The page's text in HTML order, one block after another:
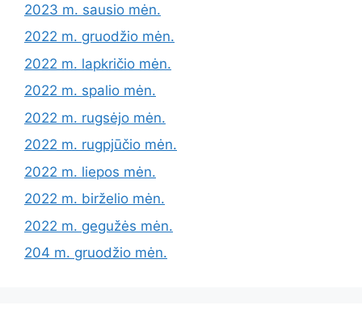
2023 m. sausio mėn.
2022 m. gruodžio mėn.
2022 m. lapkričio mėn.
2022 m. spalio mėn.
2022 m. rugsėjo mėn.
2022 m. rugpjūčio mėn.
2022 m. liepos mėn.
2022 m. birželio mėn.
2022 m. gegužės mėn.
204 m. gruodžio mėn.